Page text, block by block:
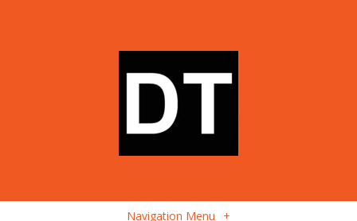
Navigation Menu +